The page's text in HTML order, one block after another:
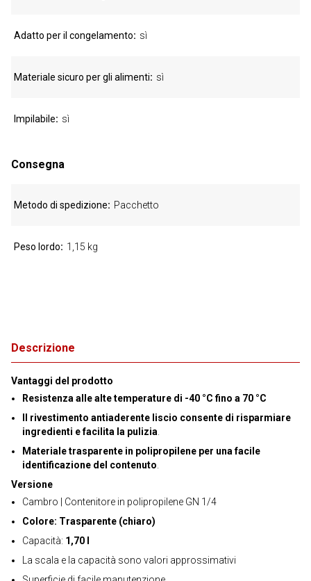
Descrizione
Vantaggi del prodotto
Resistenza alle alte temperature di -40 °C fino a 70 °C
Il rivestimento antiaderente liscio consente di risparmiare
ingredienti e facilita la pulizia
Materiale trasparente in polipropilene per una facile
identificazione del contenuto
Versione
Cambro | Contenitore in polipropilene GN 1/4
Colore: Trasparente (chiaro)
Capacità: 1,70 l
La scala e la capacità sono valori approssimativi
Adatto per il congelamento sì
Materiale sicuro per gli alimenti sì
Impilabile sì
Consegna
Metodo di spedizione Pacchetto
Peso lordo 1,15 kg